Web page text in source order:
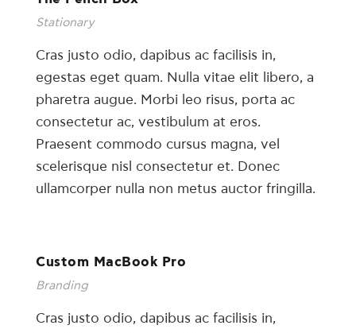
Stationary
Cras justo odio, dapibus ac facilisis in,
egestas eget quam. Nulla vitae elit libero, a
pharetra augue. Morbi leo risus, porta ac
consectetur ac, vestibulum at eros.
Praesent commodo cursus magna, vel
scelerisque nisl consectetur et. Donec
ullamcorper nulla non metus auctor fringilla.
Custom MacBook Pro
Branding
Cras justo odio, dapibus ac facilisis in,